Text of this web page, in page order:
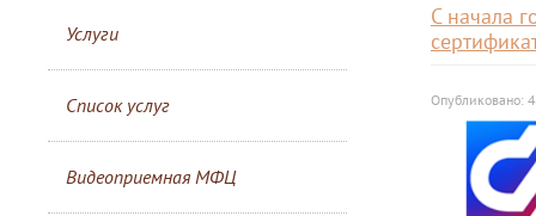
Услуги
Список услуг
Видеоприемная МФЦ
С начала
Опубликовано: